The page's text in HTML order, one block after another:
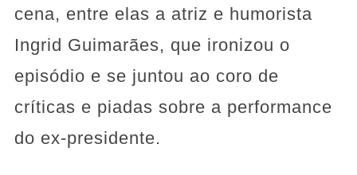
cena, entre elas a atriz e humorista
Ingrid Guimarães, que ironizou o
episódio e se juntou ao coro de
críticas e piadas sobre a performance
do ex-presidente.